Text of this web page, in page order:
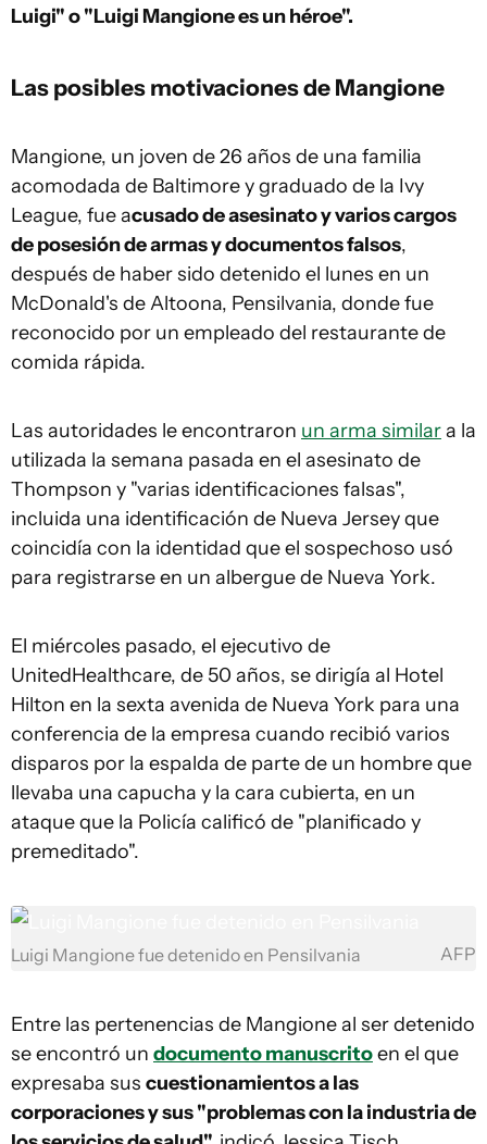
Luigi" o "Luigi Mangione es un héroe".
Las posibles motivaciones de Mangione
Mangione, un joven de 26 años de una familia
acomodada de Baltimore y graduado de la Ivy
League, fue acusado de asesinato y varios cargos
de posesión de armas y documentos falsos,
después de haber sido detenido el lunes en un
McDonald's de Altoona, Pensilvania, donde fue
reconocido por un empleado del restaurante de
comida rápida.
Las autoridades le encontraron un arma similara la
utilizada la semana pasada en el asesinato de
Thompson y "varias identificaciones falsas",
incluida una identificación de Nueva Jersey que
coincidía con la identidad que el sospechoso usó
para registrarse en un albergue de Nueva York.
El miércoles pasado, el ejecutivo de
UnitedHealthcare, de 50 años, se dirigía al Hotel
Hilton en la sexta avenida de Nueva York para una
conferencia de la empresa cuando recibió varios
disparos por la espalda de parte de un hombre que
llevaba una capucha y la cara cubierta, en un
ataque que la Policía calificó de "planificado y
premeditado".
Luigi Mangione fue detenido en Pensilvania AFP
Entre las pertenencias de Mangione al ser detenido
se encontró un documento manuscritoen el que
expresaba sus cuestionamientos a las
corporaciones y sus "problemas con la industria de